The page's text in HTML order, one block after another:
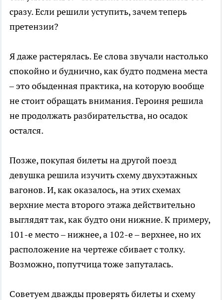
сразу. Если решили уступить, зачем теперь
претензии?
Я даже растерялась. Ее слова звучали настолько
спокойно и буднично, как будто подмена места
– это обыденная практика, на которую вообще
не стоит обращать внимания. Героиня решила
не продолжать разбирательства, но осадок
остался.
Позже, покупая билеты на другой поезд
девушка решила изучить схему двухэтажных
вагонов. И, как оказалось, на этих схемах
верхние места второго этажа действительно
выглядят так, как будто они нижние. К примеру,
101-е место – нижнее, а 102-е – верхнее, но их
расположение на чертеже сбивает с толку.
Возможно, попутчица тоже запуталась.
Советуем дважды проверять билеты и схему